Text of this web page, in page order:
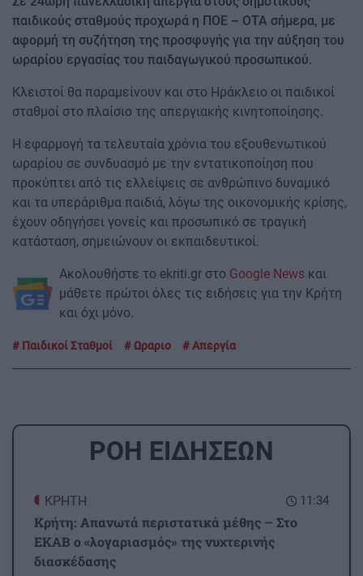
παιδικούς σταθμούς προχωρά η ΠΟΕ – ΟΤΑ σήμερα, με
αφορμή τη συζήτηση της προσφυγής για την αύξηση του
ωραρίου εργασίας του παιδαγωγικού προσωπικού.
Κλειστοί θα παραμείνουν και στο Ηράκλειο οι παιδικοί
σταθμοί στο πλαίσιο της απεργιακής κινητοποίησης.
Η εφαρμογή τα τελευταία χρόνια του εξουθενωτικού
ωραρίου σε συνδυασμό με την εντατικοποίηση που
προκύπτει από τις ελλείψεις σε ανθρώπινο δυναμικό
και τα υπεράριθμα παιδιά, λόγω της οικονομικής κρίσης,
έχουν οδηγήσει γονείς και προσωπικό σε τραγική
κατάσταση, σημειώνουν οι εκπαιδευτικοί.
Ακολουθήστε το ekriti.gr στο Google News και
μάθετε πρώτοι όλες τις ειδήσεις για την Κρήτη
και όχι μόνο.
Παιδικοί Σταθμοί Ωραριο Απεργία
ΡΟΗ ΕΙΔΗΣΕΩΝ
11:34
ΚΡΗΤΗ
Κρήτη: Απανωτά περιστατικά μέθης – Στο
ΕΚΑΒ ο «λογαριασμός» της νυχτερινής
διασκέδασης